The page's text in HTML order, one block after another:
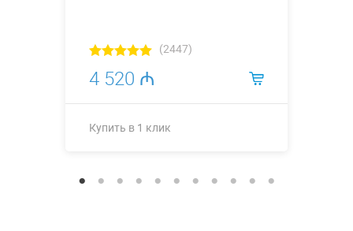
(2447)
4 520 ₼
Купить в 1 клик